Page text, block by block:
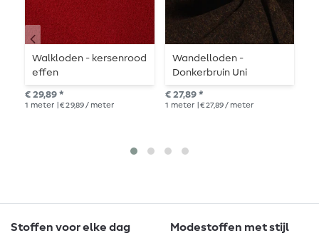
Walkloden - kersenrood
effen
€ 29,89 *
1 meter | € 29,89 / meter
Wandelloden -
Donkerbruin Uni
Melange
€ 27,89 *
1 meter | € 27,89 / meter
Stoffen voor elke dag Modestoffen met stijl